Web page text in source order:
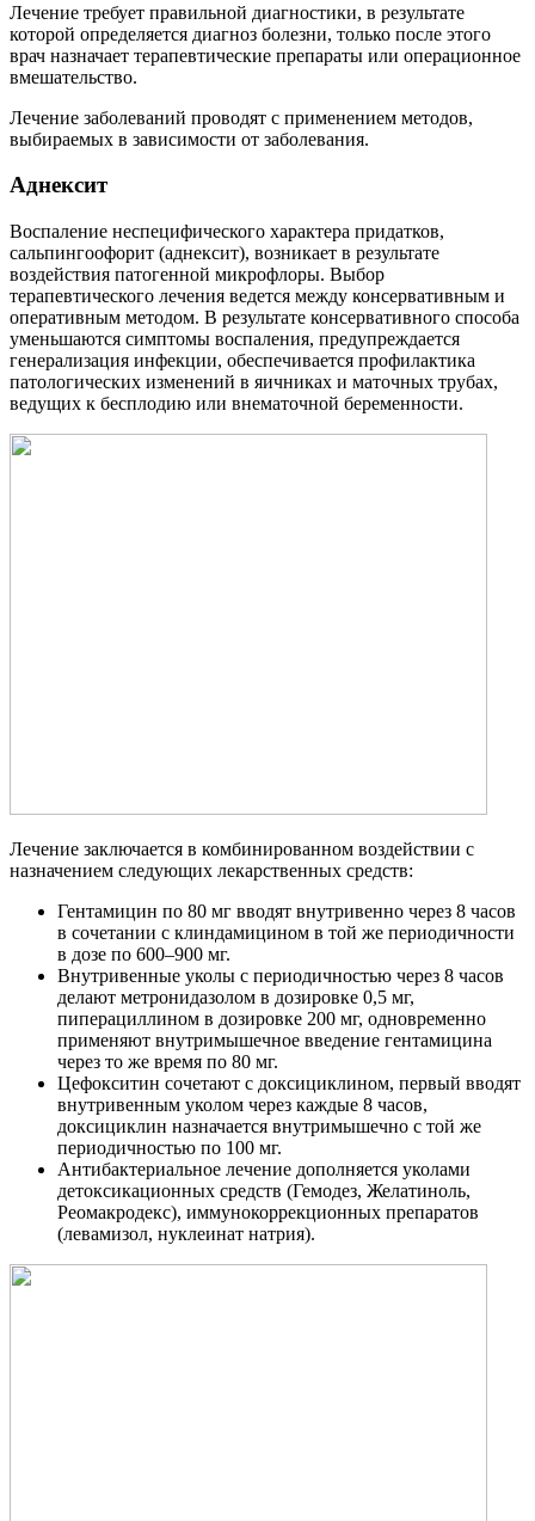
Лечение требует правильной диагностики, в результате
которой определяется диагноз болезни, только после этого
врач назначает терапевтические препараты или операционное
вмешательство.
Лечение заболеваний проводят с применением методов,
выбираемых в зависимости от заболевания.
Аднексит
Воспаление неспецифического характера придатков,
сальпингоофорит (аднексит), возникает в результате
воздействия патогенной микрофлоры. Выбор
терапевтического лечения ведется между консервативным и
оперативным методом. В результате консервативного способа
уменьшаются симптомы воспаления, предупреждается
генерализация инфекции, обеспечивается профилактика
патологических изменений в яичниках и маточных трубах,
ведущих к бесплодию или внематочной беременности.
Лечение заключается в комбинированном воздействии с
назначением следующих лекарственных средств:
Гентамицин по 80 мг вводят внутривенно через 8 часов
в сочетании с клиндамицином в той же периодичности
в дозе по 600–900 мг.
Внутривенные уколы с периодичностью через 8 часов
делают метронидазолом в дозировке 0,5 мг,
пиперациллином в дозировке 200 мг, одновременно
применяют внутримышечное введение гентамицина
через то же время по 80 мг.
Цефокситин сочетают с доксициклином, первый вводят
внутривенным уколом через каждые 8 часов,
доксициклин назначается внутримышечно с той же
периодичностью по 100 мг.
Антибактериальное лечение дополняется уколами
детоксикационных средств (Гемодез, Желатиноль,
Реомакродекс), иммунокоррекционных препаратов
(левамизол, нуклеинат натрия).